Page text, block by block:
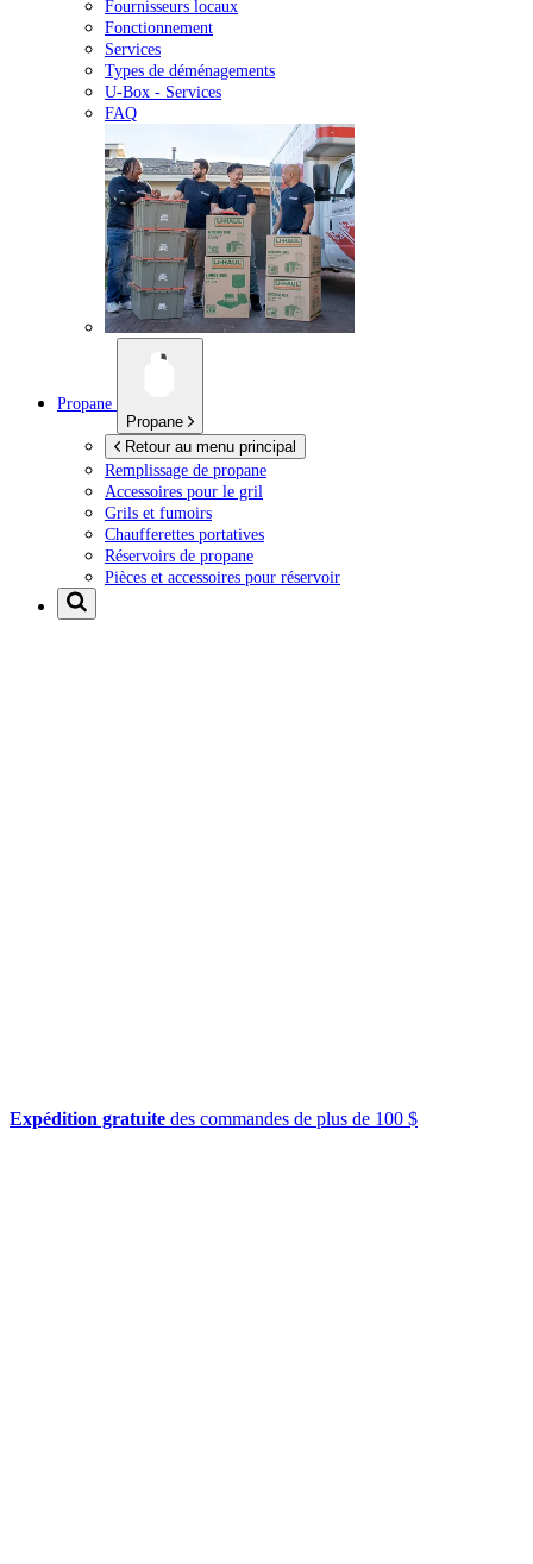
Fournisseurs locaux
Fonctionnement
Services
Types de déménagements
U-Box - Services
FAQ
Propane
Propane
Retour au menu principal
Remplissage de propane
Accessoires pour le gril
Grils et fumoirs
Chaufferettes portatives
Réservoirs de propane
Pièces et accessoires pour réservoir
Expédition gratuite des commandes de plus de 100 $